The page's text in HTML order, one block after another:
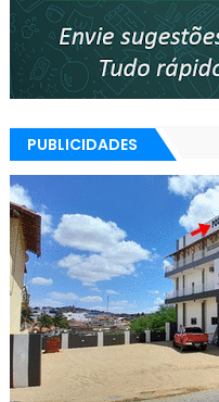
PUBLICIDADES